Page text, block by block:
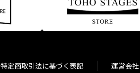
特定商取引法に基づく表記 運営会社